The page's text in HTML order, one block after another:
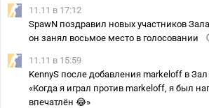
11.11 в 17:12
SpawN поздравил новых участников
он занял восьмое место в голосовании
11.11 в 15:59
KennyS после добавления markeloff в Зал
«Когда я играл против markeloff, я был
впечатлён 😂»